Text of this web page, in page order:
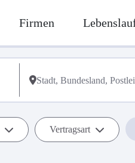
Firmen
Vertragsart